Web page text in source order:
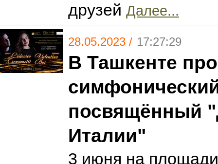
друзей Далее...
28.05.2023 / 17:27:29
В Ташкенте
посвящённый
Италии"
3 июня на